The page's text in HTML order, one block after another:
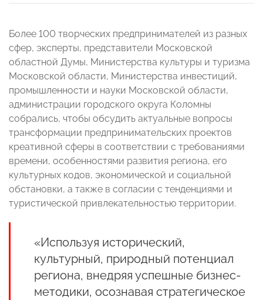
Более 100 творческих предпринимателей из разных
сфер, эксперты, представители Московской
областной Думы, Министерства культуры и туризма
Московской области, Министерства инвестиций,
промышленности и науки Московской области,
администрации городского округа Коломны
собрались, чтобы обсудить актуальные вопросы
трансформации предпринимательских проектов
креативной сферы в соответствии с требованиями
времени, особенностями развития региона, его
культурных кодов, экономической и социальной
обстановки, а также в согласии с тенденциями и
туристической привлекательностью территории.
«Используя исторический,
культурный, природный потенциал
региона, внедряя успешные бизнес-
методики, осознавая стратегическое